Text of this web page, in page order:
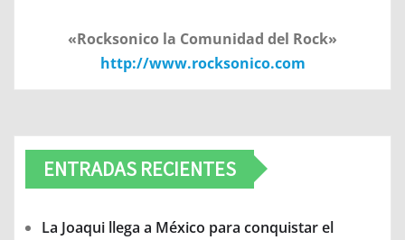
«Rocksonico la Comunidad del Rock»
http://www.rocksonico.com
ENTRADAS RECIENTES
La Joaqui llega a México para conquistar el